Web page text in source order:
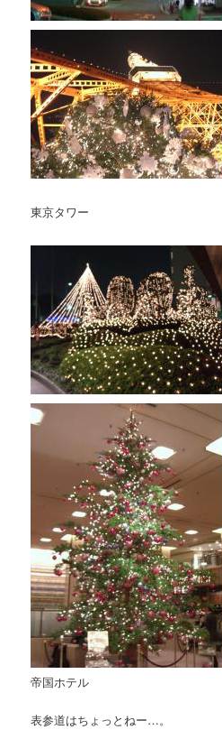
東京タワー
帝国ホテル
表参道はちょっとねー…。